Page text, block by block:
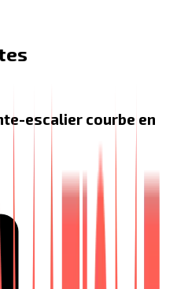
escalier courbe en